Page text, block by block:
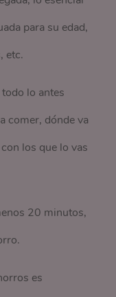
para su edad,
etc.
lo antes
comer, dónde va
los que lo vas
20 minutos,
es